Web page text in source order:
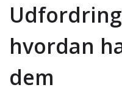
hvordan
dem